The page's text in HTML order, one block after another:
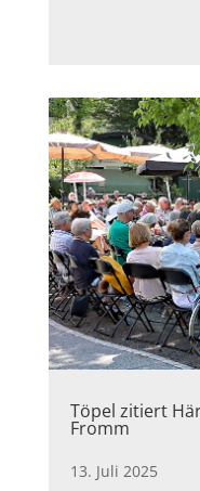
Töpel zitiert
Fromm
13. Juli 2025